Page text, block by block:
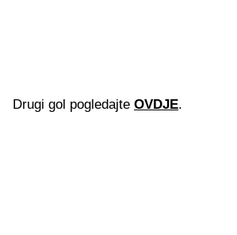
Drugi gol pogledajte OVDJE.